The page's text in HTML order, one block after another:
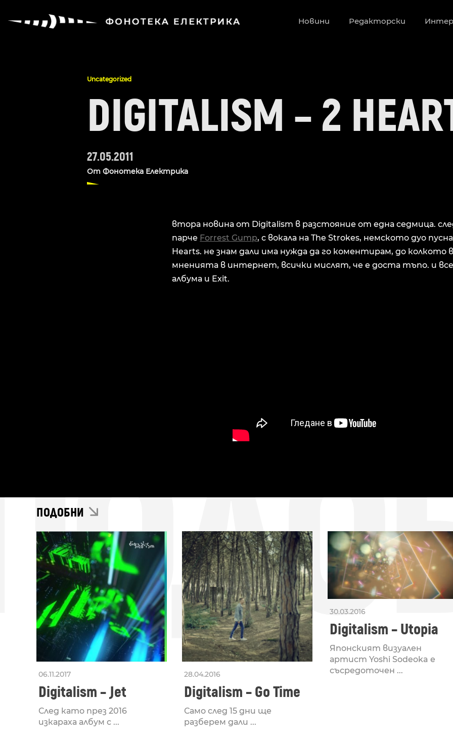
Новини Редакторски
Uncategorized
DIGITALISM – 2
27.05.2011
От Фонотека Електрика
втора новина от Digitalism в разстояние от една седмица.
парче Forrest Gump, с вокала на The Strokes, немското дуо
Hearts. не знам дали има нужда да го коментирам, до колкото
мненията в интернет, всички мислят, че е доста тъпо. и все
албума и Exit.
ПОДОБНИ
06.11.2017
Digitalism – Jet
След като през 2016
изкараха албум с ...
28.04.2016
Digitalism – Go Time
Само след 15 дни ще
разберем дали ...
30.03.2016
Digitalism – Utopia
Японският визуален
артист Yoshi Sodeoka е
съсредоточен ...